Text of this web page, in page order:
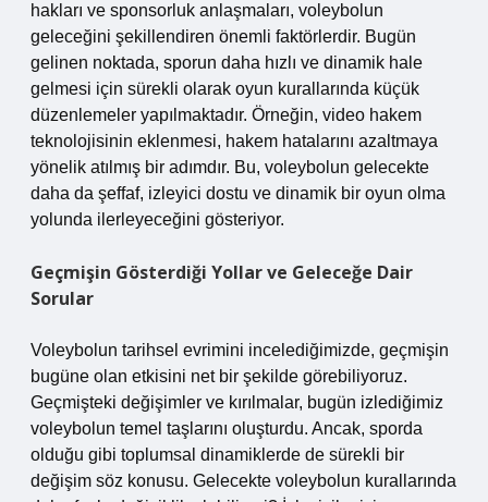
hakları ve sponsorluk anlaşmaları, voleybolun
geleceğini şekillendiren önemli faktörlerdir. Bugün
gelinen noktada, sporun daha hızlı ve dinamik hale
gelmesi için sürekli olarak oyun kurallarında küçük
düzenlemeler yapılmaktadır. Örneğin, video hakem
teknolojisinin eklenmesi, hakem hatalarını azaltmaya
yönelik atılmış bir adımdır. Bu, voleybolun gelecekte
daha da şeffaf, izleyici dostu ve dinamik bir oyun olma
yolunda ilerleyeceğini gösteriyor.
Geçmişin Gösterdiği Yollar ve Geleceğe Dair
Sorular
Voleybolun tarihsel evrimini incelediğimizde, geçmişin
bugüne olan etkisini net bir şekilde görebiliyoruz.
Geçmişteki değişimler ve kırılmalar, bugün izlediğimiz
voleybolun temel taşlarını oluşturdu. Ancak, sporda
olduğu gibi toplumsal dinamiklerde de sürekli bir
değişim söz konusu. Gelecekte voleybolun kurallarında